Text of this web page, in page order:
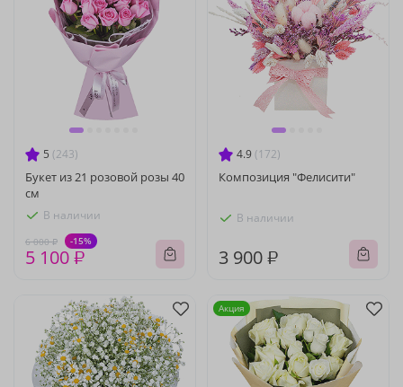
5 (243)
Букет из 21 розовой розы 40
см
В наличии
6 000 ₽ -15%
5 100 ₽
4.9 (172)
Композиция "Фелисити"
В наличии
3 900 ₽
Акция